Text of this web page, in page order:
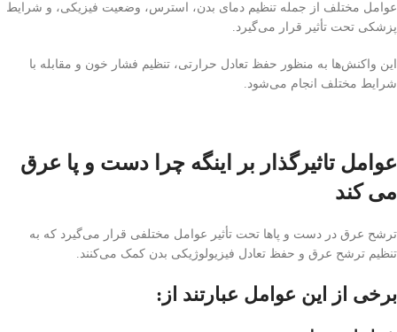
عوامل مختلف از جمله تنظیم دمای بدن، استرس، وضعیت فیزیکی، و شرایط
پزشکی تحت تأثیر قرار می‌گیرد.
این واکنش‌ها به منظور حفظ تعادل حرارتی، تنظیم فشار خون و مقابله با
شرایط مختلف انجام می‌شود.
عوامل تاثیرگذار بر اینگه چرا دست و پا عرق
می کند
ترشح عرق در دست و پاها تحت تأثیر عوامل مختلفی قرار می‌گیرد که به
تنظیم ترشح عرق و حفظ تعادل فیزیولوژیکی بدن کمک می‌کنند.
برخی از این عوامل عبارتند از: